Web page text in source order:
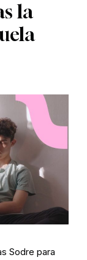
la
Sodre para